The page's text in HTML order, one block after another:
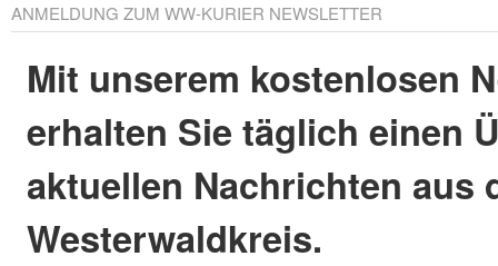
ANMELDUNG ZUM WW-KURIER NEWSLETTER
Mit unserem kostenlosen
erhalten Sie täglich einen
aktuellen Nachrichten aus
Westerwaldkreis.